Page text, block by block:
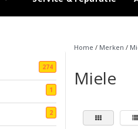
274
1
2
Home / Merken /
Miele